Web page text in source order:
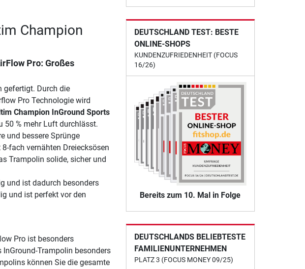
Champion
Pro: Großes
gefertigt. Durch die
Pro Technologie wird
Champion InGround Sports
50 % mehr Luft durchlässt.
und bessere Sprünge
fach vernähten Dreiecksösen
Trampolin solide, sicher und
und ist dadurch besonders
und ist perfekt vor den
Pro ist besonders
Trampolin besonders
können Sie die gesamte
DEUTSCHLAND TEST: BESTE
ONLINE-SHOPS
KUNDENZUFRIEDENHEIT (FOCUS
16/26)
Bereits zum 10. Mal in Folge
DEUTSCHLANDS BELIEBTESTE
FAMILIENUNTERNEHMEN
PLATZ 3 (FOCUS MONEY 09/25)